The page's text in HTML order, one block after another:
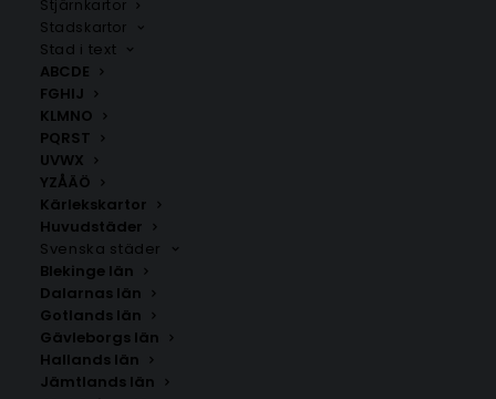
Stjärnkartor
Stadskartor
Stad i text
ABCDE
FGHIJ
KLMNO
PQRST
UVWX
YZÅÄÖ
Kärlekskartor
Huvudstäder
Svenska städer
Blekinge län
Dalarnas län
Gotlands län
Gävleborgs län
Hallands län
Jämtlands län
Stjärntecken
Unika och personlig poster med stjärntecken i svart
på en grå eller beige bakgrund. Perfekt som en
personlig och betydelsefull present vid dop,
födelsedag eller andra speciella tillfällen.
Postern är designad med en elegant vit kant som
Du kan anpassa namntavlan med valfritt namn och
födelseuppgifter, eller annan personlig text efter
önskemål. Affischen finns i 4 storlekar: 21×30 cm,
30×40 cm, 40×50 cm samt 50×70 cm.